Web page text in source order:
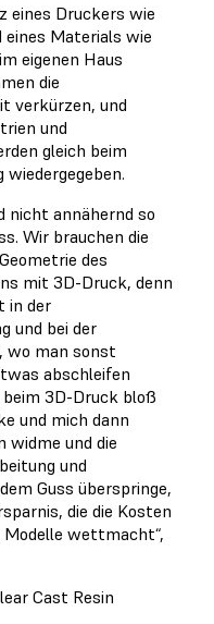
eines Druckers wie
eines Materials wie
eigenen Haus
die
verkürzen, und
und
gleich beim
nicht annähernd so
Wir brauchen die
des
mit 3D-Druck, denn
in der
und bei der
wo man sonst
abschleifen
3D-Druck bloß
und mich dann
widme und die
und
Guss überspringe,
die die Kosten
wettmacht“,
Cast Resin